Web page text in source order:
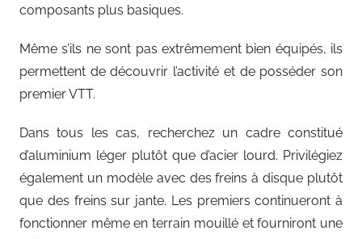
composants plus basiques.
Même s’ils ne sont pas extrêmement bien équipés, ils
permettent de découvrir l’activité et de posséder son
premier VTT.
Dans tous les cas, recherchez un cadre constitué
d’aluminium léger plutôt que d’acier lourd. Privilégiez
également un modèle avec des freins à disque plutôt
que des freins sur jante. Les premiers continueront à
fonctionner même en terrain mouillé et fourniront une